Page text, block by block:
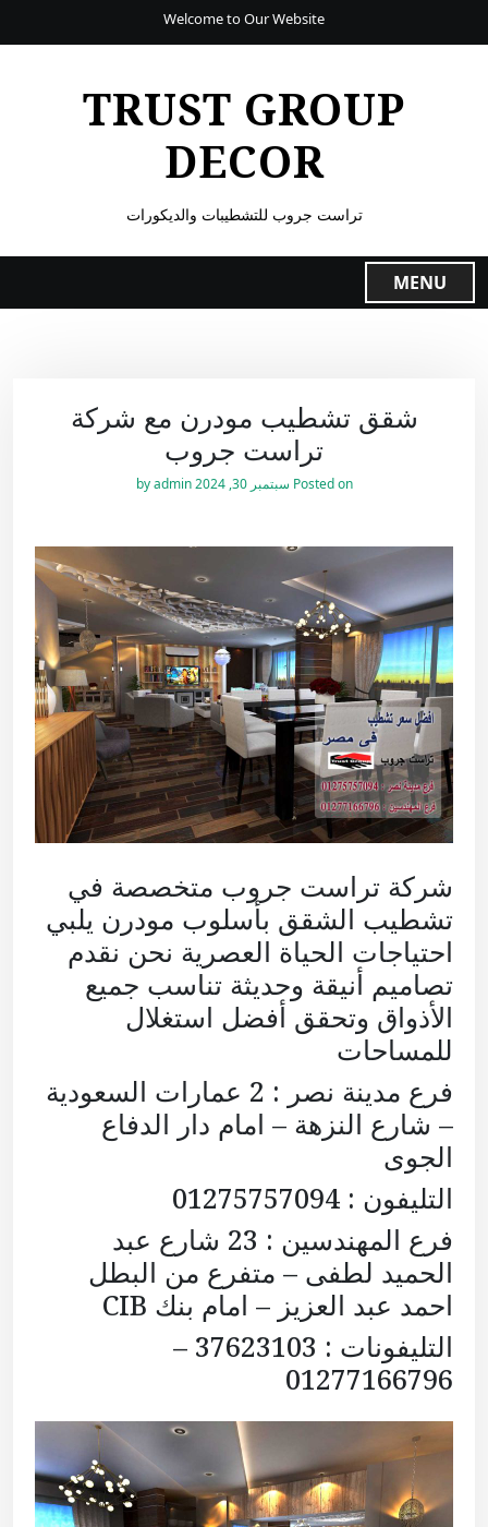
Welcome to Our Website
TRUST GROUP
DECOR
تراست جروب للتشطيبات والديكورات
MENU
شقق تشطيب مودرن مع شركة
تراست جروب
Posted on سبتمبر 30, 2024 by
admin
شركة تراست جروب متخصصة في
تشطيب الشقق بأسلوب مودرن يلبي
احتياجات الحياة العصرية نحن نقدم
تصاميم أنيقة وحديثة تناسب جميع
الأذواق وتحقق أفضل استغلال
للمساحات
فرع مدينة نصر : 2 عمارات السعودية
– شارع النزهة – امام دار الدفاع
الجوى
التليفون : 01275757094
فرع المهندسين : 23 شارع عبد
الحميد لطفى – متفرع من البطل
احمد عبد العزيز – امام بنك CIB
التليفونات : 37623103 –
01277166796